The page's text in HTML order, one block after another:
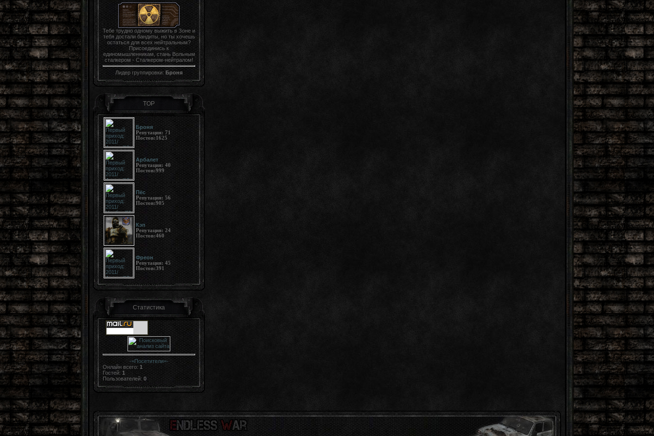
Тебе трудно одному выжить в Зоне и
тебя достали бандиты, но ты хочешь
остаться для всех нейтральным?
Присоединись к
единомышленникам, стань Вольным
сталкером - Сталкером-нейтралом!
Лидер группировки: Броня
TOP
Броня
Репутация: 71
Постов:1625
Арбалет
Репутация: 40
Постов:999
Пёс
Репутация: 56
Постов:905
Кэп
Репутация: 24
Постов:460
Фреон
Репутация: 45
Постов:391
Статистика
-=Посетители=-
Онлайн всего: 1
Гостей: 1
Пользователей: 0